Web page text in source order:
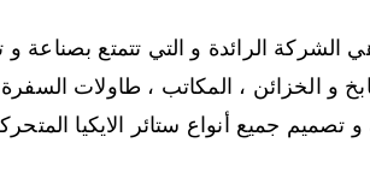
الشركة الرائدة و التي تتمتع بصناعة
و الخزائن ، المكاتب ، طاولات السفرة
جميع أنواع ستائر الايكيا